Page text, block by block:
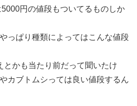
円の値段もついてるものしか
っぱり種類によってはこんな値段
とかも当たり前だって聞いたけ
カブトムシっては良い値段するん